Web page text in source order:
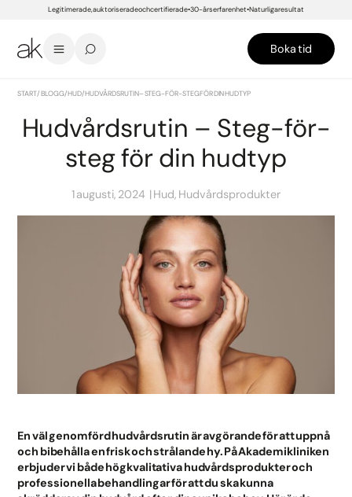
Legitimerade, auktoriserade och certifierade 30-års erfarenhet Naturliga resultat
Boka tid
START/BLOGG/HUD/HUDVÅRDSRUTIN – STEG-FÖR-STEG FÖR DIN HUDTYP
Hudvårdsrutin – Steg-för-
steg för din hudtyp
1 augusti, 2024 Hud, Hudvårdsprodukter
En väl genomförd hudvårdsrutin är avgörande för att uppnå
och bibehålla en frisk och strålande hy. På Akademikliniken
erbjuder vi både högkvalitativa hudvårdsprodukter och
professionella behandlingar för att du ska kunna